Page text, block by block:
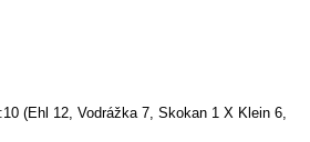
(Ehl 12, Vodrážka 7, Skokan 1 X Klein 6,